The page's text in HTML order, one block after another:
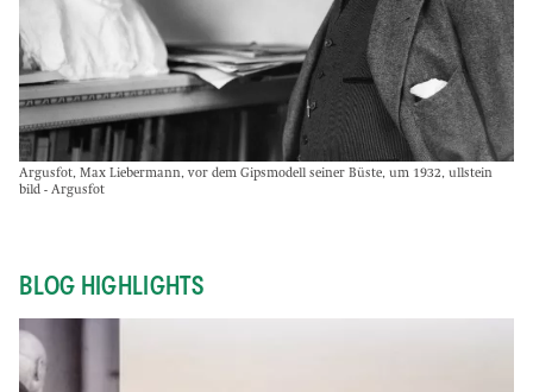
Argusfot, Max Liebermann, vor dem Gipsmodell seiner Büste, um 1932, ullstein
bild - Argusfot
BLOG HIGHLIGHTS